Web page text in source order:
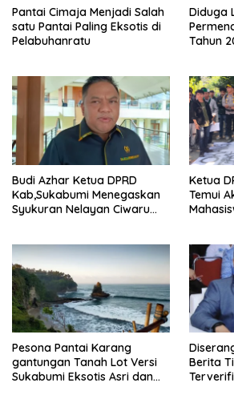
Pantai Cimaja Menjadi Salah
satu Pantai Paling Eksotis di
Pelabuhanratu
Diduga
Tahun
Tahun
Budi Azhar Ketua DPRD
Kab,Sukabumi Menegaskan
Syukuran Nelayan Ciwaru
Ekonomi Kreatif Akar
Rumput
Ketua
Temui
Pesona Pantai Karang
gantungan Tanah Lot Versi
Sukabumi Eksotis Asri dan
Berita